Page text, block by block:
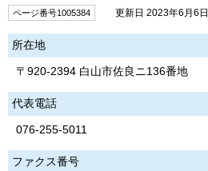
ページ番号1005384 更新日 2023年6月6日
所在地
〒920-2394 白山市佐良ニ136番地
代表電話
076-255-5011
ファクス番号